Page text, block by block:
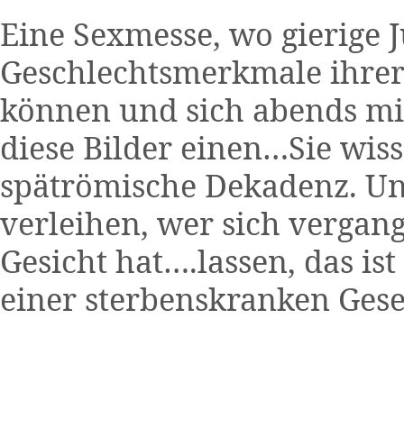
Eine Sexmesse, wo gierige
Geschlechtsmerkmale
können und sich abends
diese Bilder einen…Sie
spätrömische Dekadenz.
verleihen, wer sich
Gesicht hat….lassen, das
einer sterbenskranken